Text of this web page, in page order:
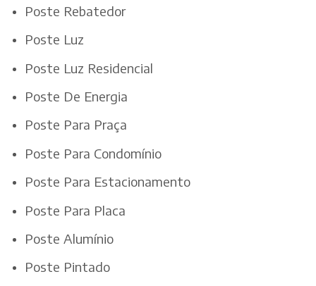
Poste Rebatedor
Poste Luz
Poste Luz Residencial
Poste De Energia
Poste Para Praça
Poste Para Condomínio
Poste Para Estacionamento
Poste Para Placa
Poste Alumínio
Poste Pintado